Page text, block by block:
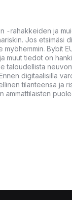
-rahakkeiden ja
Jos etsimäsi
Bybit
muut tiedot on
taloudellista
digitaalisilla
tilanteensa ja